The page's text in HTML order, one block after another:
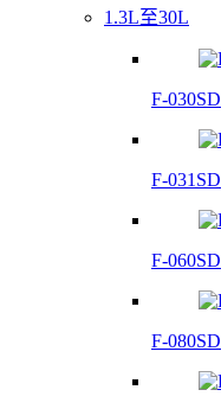
1.3L至30L
F-030SD
F-031SD
F-060SD
F-080SD